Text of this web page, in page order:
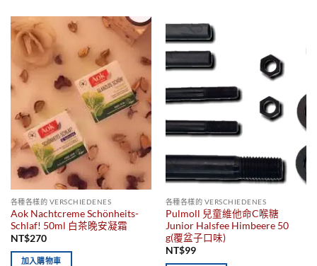
各種各樣的 VERSCHIEDENES
Aok Nachtcreme Schönheits-
Schlaf! 50ml 白茶晚安凝霜
NT$270
加入購物車
各種各樣的 VERSCHIEDENES
Pulmoll 兒童維他命C喉糖
Junior Halsfee Himbeere 50
g(覆盆子口味)
NT$99